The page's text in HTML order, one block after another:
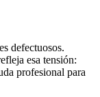
defectuosos.
esa tensión:
profesional para